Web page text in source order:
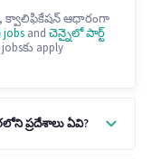
క్వాలిఫికేషన్ ఆధారంగా
and చెన్నైలో పార్ట్
apply
ప్రదేశాలు ఏవి?